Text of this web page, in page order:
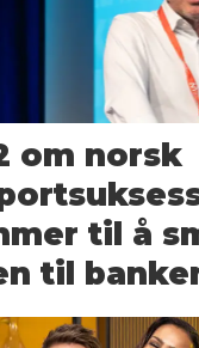
om norsk
til å
til